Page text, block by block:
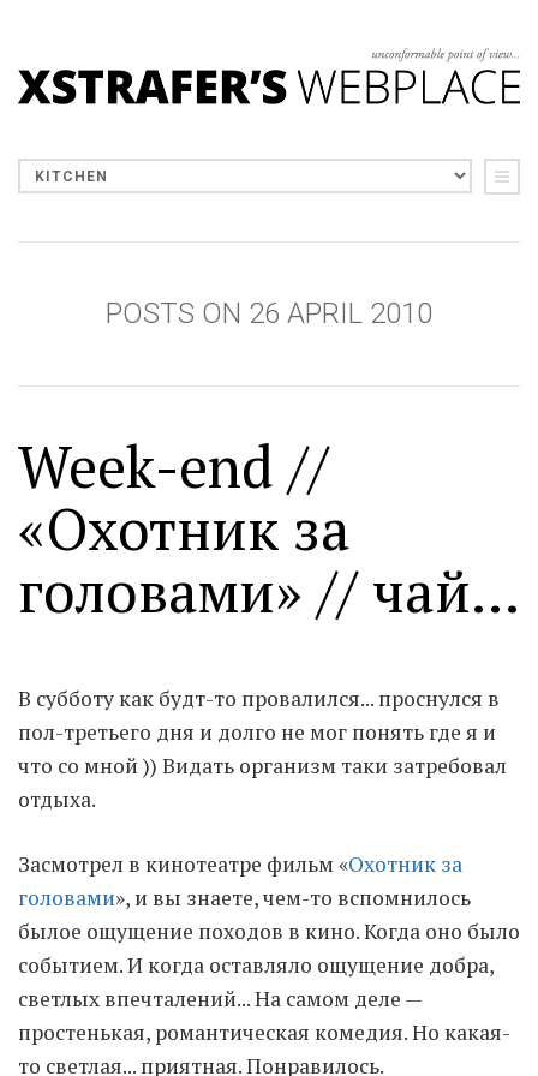
POSTS ON 26 APRIL 2010
Week-end //
«Охотник за
головами» // чай...
В субботу как будт-то провалился... проснулся в
пол-третьего дня и долго не мог понять где я и
что со мной )) Видать организм таки затребовал
отдыха.
Засмотрел в кинотеатре фильм «Охотник за
головами», и вы знаете, чем-то вспомнилось
былое ощущение походов в кино. Когда оно было
событием. И когда оставляло ощущение добра,
светлых впечталений... На самом деле —
простенькая, романтическая комедия. Но какая-
то светлая... приятная. Понравилось.
Moldova sightseeings
Wishlist
Связаться со мной
24-70/2.8(52) 35mm/1.4(14)
75mm/f1.2(17) 85/1.4D(15)
automotive(22) Balti (32) D800(88)
drone(19) fujifilm(28) hobby(32)
homestudio (16) howto(17)
kitchen
mavic2pro